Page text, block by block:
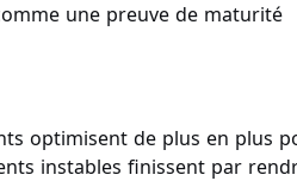
une preuve de maturité
optimisent de plus en plus
instables finissent par